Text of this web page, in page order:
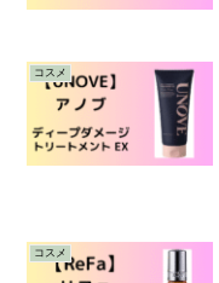
コスメ
コスメ